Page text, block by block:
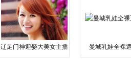
辽足门神迎娶大美女主播 曼城乳娃全裸